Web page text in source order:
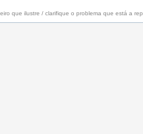
que ilustre / clarifique o problema que está a